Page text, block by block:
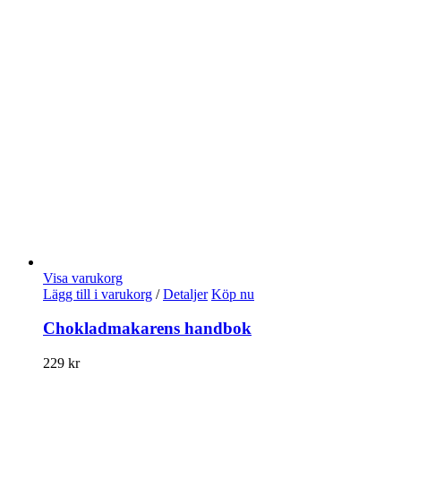
Visa varukorg
Lägg till i varukorg / Detaljer Köp nu
Chokladmakarens handbok
229 kr